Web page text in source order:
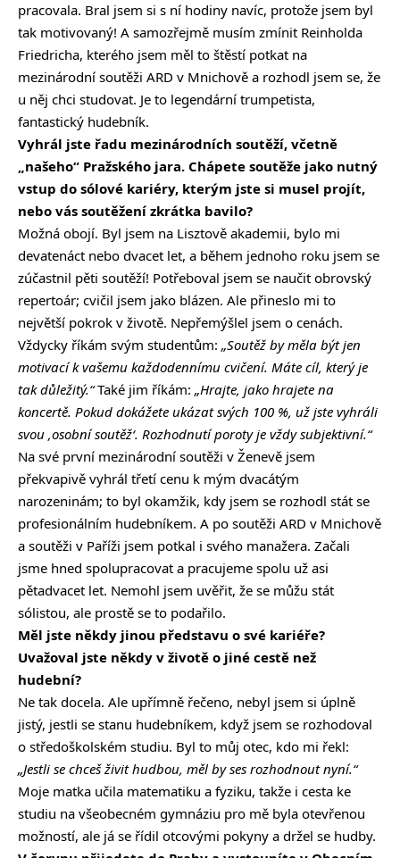
pracovala. Bral jsem si s ní hodiny navíc, protože jsem byl
tak motivovaný! A samozřejmě musím zmínit Reinholda
Friedricha, kterého jsem měl to štěstí potkat na
mezinárodní soutěži ARD v Mnichově a rozhodl jsem se, že
u něj chci studovat. Je to legendární trumpetista,
fantastický hudebník.
Vyhrál jste řadu mezinárodních soutěží, včetně
„našeho“ Pražského jara. Chápete soutěže jako nutný
vstup do sólové kariéry, kterým jste si musel projít,
nebo vás soutěžení zkrátka bavilo?
Možná obojí. Byl jsem na Lisztově akademii, bylo mi
devatenáct nebo dvacet let, a během jednoho roku jsem se
zúčastnil pěti soutěží! Potřeboval jsem se naučit obrovský
repertoár; cvičil jsem jako blázen. Ale přineslo mi to
největší pokrok v životě. Nepřemýšlel jsem o cenách.
Vždycky říkám svým studentům: „Soutěž by měla být jen
motivací k vašemu každodennímu cvičení. Máte cíl, který je
tak důležitý.“Také jim říkám: „Hrajte, jako hrajete na
koncertě. Pokud dokážete ukázat svých 100 %, už jste vyhráli
svou ‚osobní soutěž‘. Rozhodnutí poroty je vždy subjektivní.“
Na své první mezinárodní soutěži v Ženevě jsem
překvapivě vyhrál třetí cenu k mým dvacátým
narozeninám; to byl okamžik, kdy jsem se rozhodl stát se
profesionálním hudebníkem. A po soutěži ARD v Mnichově
a soutěži v Paříži jsem potkal i svého manažera. Začali
jsme hned spolupracovat a pracujeme spolu už asi
pětadvacet let. Nemohl jsem uvěřit, že se můžu stát
sólistou, ale prostě se to podařilo.
Měl jste někdy jinou představu o své kariéře?
Uvažoval jste někdy v životě o jiné cestě než
hudební?
Ne tak docela. Ale upřímně řečeno, nebyl jsem si úplně
jistý, jestli se stanu hudebníkem, když jsem se rozhodoval
o středoškolském studiu. Byl to můj otec, kdo mi řekl:
„Jestli se chceš živit hudbou, měl by ses rozhodnout nyní.“
Moje matka učila matematiku a fyziku, takže i cesta ke
studiu na všeobecném gymnáziu pro mě byla otevřenou
možností, ale já se řídil otcovými pokyny a držel se hudby.